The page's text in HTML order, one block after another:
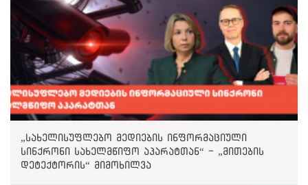
„სახელისუფლებო მედიების ინფორმაციული
სინქრონი სახელმწიფო აპარატთან“ - „მითების
დეტექტორის“ მიმოხილვა